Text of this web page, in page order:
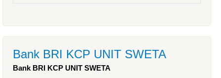
Bank BRI KCP UNIT SWETA
Bank BRI KCP UNIT SWETA